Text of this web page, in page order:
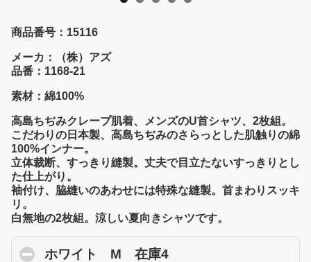
商品番号：15116
メーカ：（株）アズ
品番：1168-21
素材：綿100%
高島ちぢみクレープ肌着、メンズのU首シャツ、2枚組。
こだわりの日本製、高島ちぢみのさらっとした肌触りの綿
100%インナー。
立体裁断、すっきり縫製。丈夫で目立たないすっきりとし
た仕上がり。
袖付け、脇縫いのあわせには特殊な縫製。首まわりスッキ
リ。
白無地の2枚組。涼しい夏向きシャツです。
ホワイト M 在庫4click to collapse